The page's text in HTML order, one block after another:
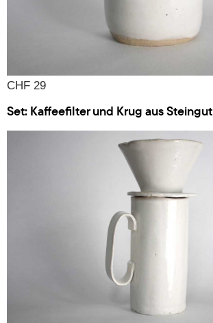
CHF 29
Set: Kaffeefilter und Krug aus Steingut